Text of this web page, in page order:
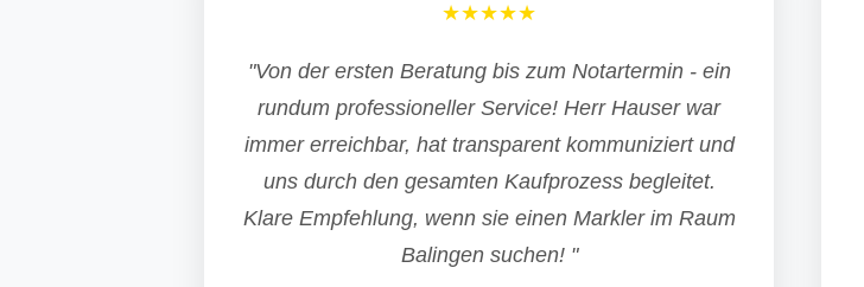
★★★★★
"Von der ersten Beratung bis zum Notartermin - ein
rundum professioneller Service! Herr Hauser war
immer erreichbar, hat transparent kommuniziert und
uns durch den gesamten Kaufprozess begleitet.
Klare Empfehlung, wenn sie einen Markler im Raum
Balingen suchen! "